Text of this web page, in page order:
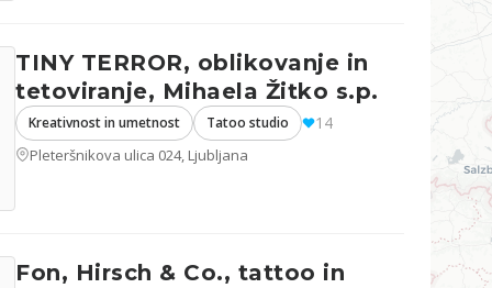
TINY TERROR, oblikovanje in
tetoviranje, Mihaela Žitko s.p.
Kreativnost in umetnost Tatoo studio 14
Pleteršnikova ulica 024, Ljubljana
Fon, Hirsch & Co., tattoo in